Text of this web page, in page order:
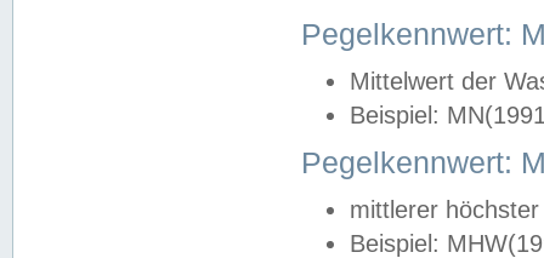
Pegelkennwert:
Mittelwert der
Beispiel:
Pegelkennwert:
mittlerer
Beispiel: